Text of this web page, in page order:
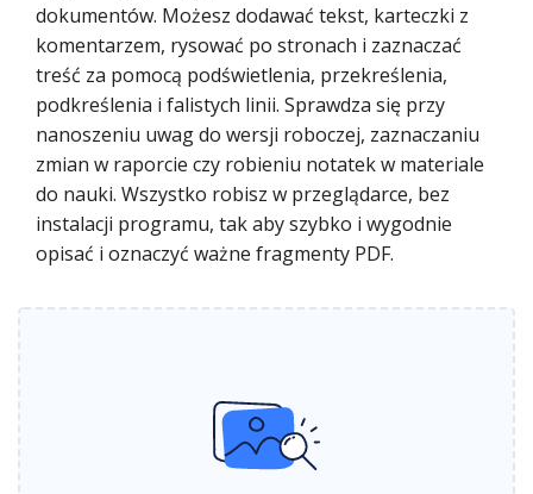
dokumentów. Możesz dodawać tekst, karteczki z
komentarzem, rysować po stronach i zaznaczać
treść za pomocą podświetlenia, przekreślenia,
podkreślenia i falistych linii. Sprawdza się przy
nanoszeniu uwag do wersji roboczej, zaznaczaniu
zmian w raporcie czy robieniu notatek w materiale
do nauki. Wszystko robisz w przeglądarce, bez
instalacji programu, tak aby szybko i wygodnie
opisać i oznaczyć ważne fragmenty PDF.